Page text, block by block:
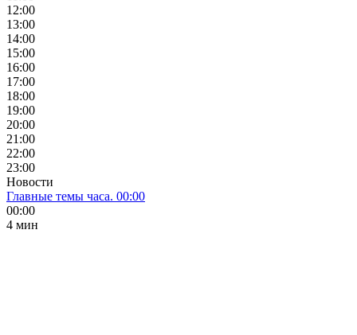
12:00
13:00
14:00
15:00
16:00
17:00
18:00
19:00
20:00
21:00
22:00
23:00
Новости
Главные темы часа. 00:00
00:00
4 мин